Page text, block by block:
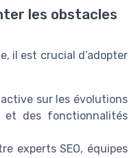
les obstacles
il est crucial d’adopter
sur les évolutions
et des fonctionnalités
experts SEO, équipes